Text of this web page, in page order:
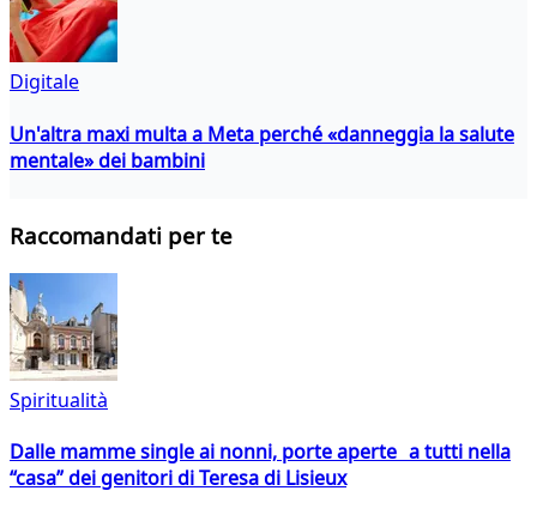
Digitale
Un'altra maxi multa a Meta perché «danneggia la salute
mentale» dei bambini
Raccomandati per te
Spiritualità
Dalle mamme single ai nonni, porte aperte a tutti nella
“casa” dei genitori di Teresa di Lisieux